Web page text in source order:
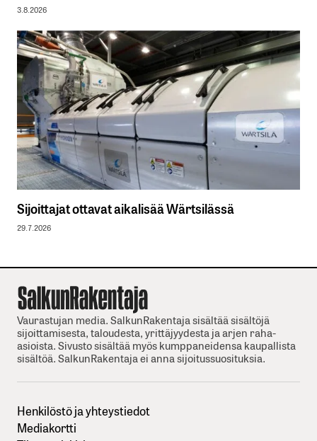
3.8.2026
Sijoittajat ottavat aikalisää Wärtsilässä
29.7.2026
Vaurastujan media. SalkunRakentaja sisältää sisältöjä
sijoittamisesta, taloudesta, yrittäjyydesta ja arjen raha-
asioista. Sivusto sisältää myös kumppaneidensa kaupallista
sisältöä. SalkunRakentaja ei anna sijoitussuosituksia.
Henkilöstö ja yhteystiedot
Mediakortti